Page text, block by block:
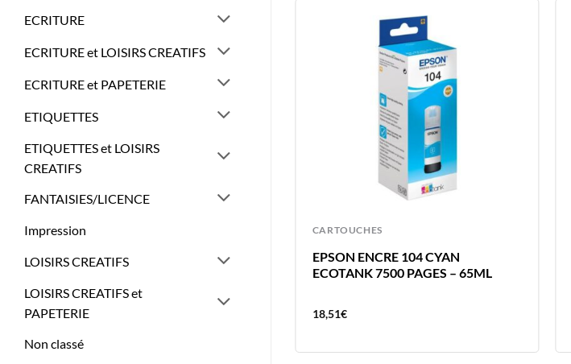
ECRITURE
ECRITURE et LOISIRS CREATIFS
ECRITURE et PAPETERIE
ETIQUETTES
ETIQUETTES et LOISIRS
CREATIFS
FANTAISIES/LICENCE
Impression
LOISIRS CREATIFS
LOISIRS CREATIFS et
PAPETERIE
Non classé
CARTOUCHES
EPSON ENCRE 104 CYAN
ECOTANK 7500 PAGES – 65ML
18,51€
CARTOUCHES
HP TONER HP125A MAGENTA
164,92€